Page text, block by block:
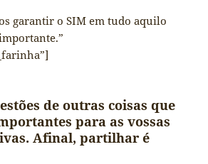
garantir o SIM em tudo aquilo
de outras coisas que
para as vossas
Afinal, partilhar é